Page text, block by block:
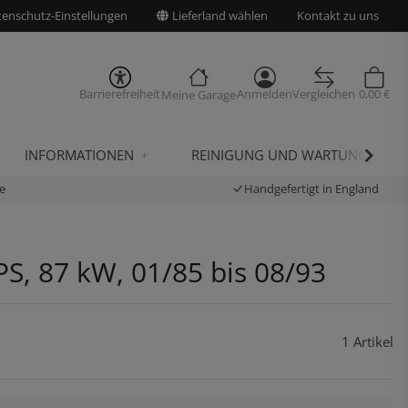
Einstellungen Lieferland wählen Kontakt zu uns
BarrierefreiheitMeine GarageAnmeldenVergleichen 0,00 €
INFORMATIONEN REINIGUNG UND WARTUNG
Handgefertigt in England
87 kW, 01/85 bis 08/93
1 Artikel